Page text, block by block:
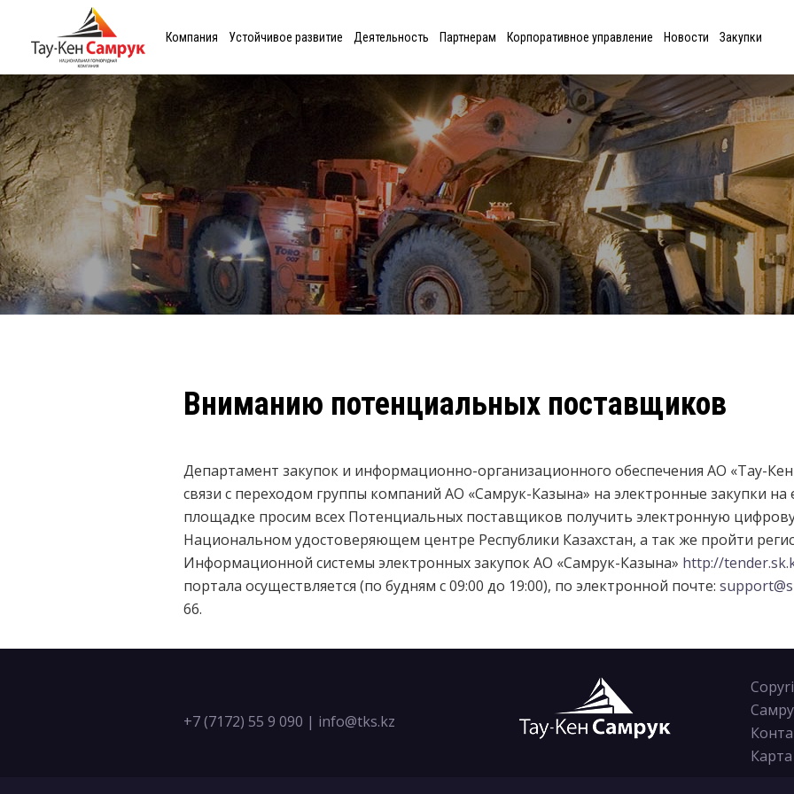
Компания Устойчивое развитие Деятельность Партнерам Корпоративное управление Новости Закупки
Вниманию потенциальных поставщиков
Департамент закупок и информационно-организационного обеспечения АО «Тау-
связи с переходом группы компаний АО «Самрук-Казына» на электронные закупки
площадке просим всех Потенциальных поставщиков получить электронную
Национальном удостоверяющем центре Республики Казахстан, а так же пройти
Информационной системы электронных закупок АО «Самрук-Казына» http://
портала осуществляется (по будням с 09:00 до 19:00), по электронной почте:
66.
+7 (7172) 55 9 090 | info@tks.kz